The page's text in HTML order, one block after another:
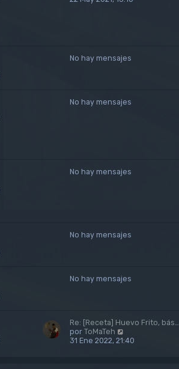
No hay mensajes
No hay mensajes
No hay mensajes
No hay mensajes
No hay mensajes
Re: [Receta] Huevo Frito, bás…
porToMaTeh
e
31 Ene 2022, 21:40